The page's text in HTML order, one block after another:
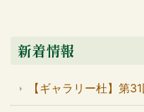
新着情報
【ギャラリー杜】